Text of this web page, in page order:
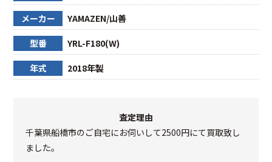
メーカー YAMAZEN/山善
型番 YRL-F180(W)
年式 2018年製
査定理由
千葉県船橋市のご自宅にお伺いして2500円にて買取致し
ました。